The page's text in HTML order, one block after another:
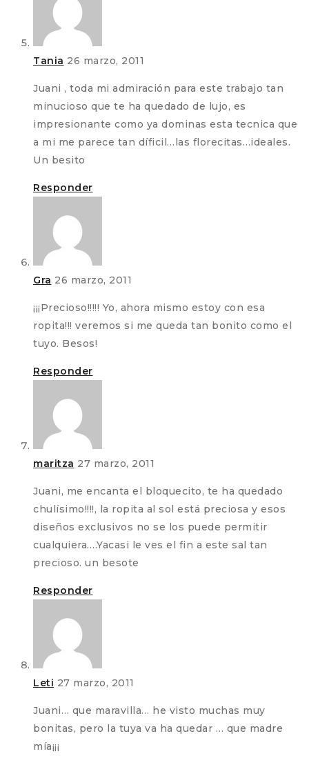
Tania 26 marzo, 2011
Juani , toda mi admiración para este trabajo tan
minucioso que te ha quedado de lujo, es
impresionante como ya dominas esta tecnica que
a mi me parece tan díficil…las florecitas…ideales.
Un besito
Responder
Gra 26 marzo, 2011
¡¡¡Precioso!!!!! Yo, ahora mismo estoy con esa
ropita!!! veremos si me queda tan bonito como el
tuyo. Besos!
Responder
maritza 27 marzo, 2011
Juani, me encanta el bloquecito, te ha quedado
chulísimo!!!!, la ropita al sol está preciosa y esos
diseños exclusivos no se los puede permitir
cualquiera….Yacasi le ves el fin a este sal tan
precioso. un besote
Responder
Leti 27 marzo, 2011
Juani… que maravilla… he visto muchas muy
bonitas, pero la tuya va ha quedar … que madre
mía¡¡¡